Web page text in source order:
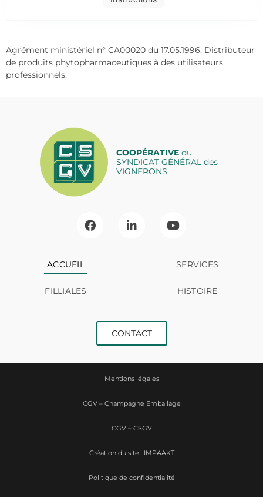
Agrément ministériel n° CA00020 du 17.05.1996. Distributeur
de produits phytopharmaceutiques à des utilisateurs
professionnels.
COOPÉRATIVEdu
SYNDICAT GÉNÉRAL des
VIGNERONS
ACCUEIL SERVICES
FILLIALES HISTOIRE
CONTACT
Mentions légales
CGV – Champagne Emballage
CGV – CSGV
Politique de confidentialité
Création du site : IMPAAKT